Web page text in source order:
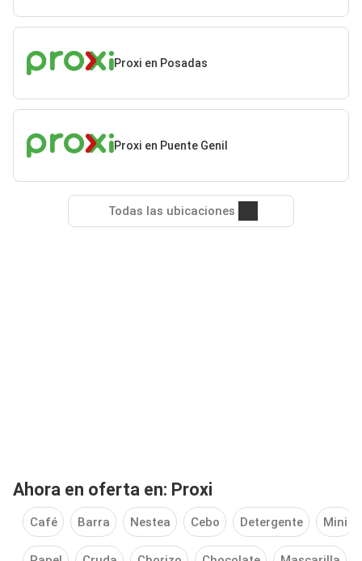
Proxi en Posadas
Proxi en Puente Genil
Todas las ubicaciones
Ahora en oferta en: Proxi
Café Barra Nestea Cebo Detergente Mini